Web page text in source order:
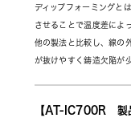
ディップフォーミングと
させることで温度差によ
他の製法と比較し、線の
が抜けやすく鋳造欠陥が
【AT-IC700R　製